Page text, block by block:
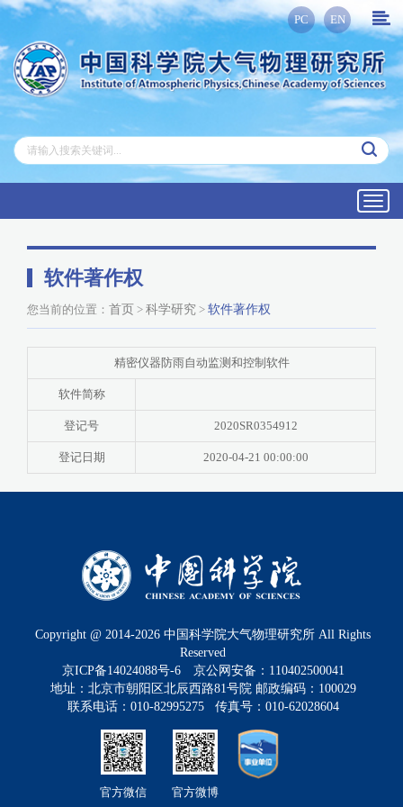
PC EN
软件著作权
您当前的位置： 首页 > 科学研究 > 软件著作权
精密仪器防雨自动监测和控制软件
软件简称
登记号 2020SR0354912
登记日期 2020-04-21 00:00:00
Copyright @ 2014-2026 中国科学院大气物理研究所 All Rights
Reserved
京ICP备14024088号-6
京公网安备：110402500041
地址：北京市朝阳区北辰西路81号院 邮政编码：100029
联系电话：010-82995275 传真号：010-62028604
官方微信 官方微博